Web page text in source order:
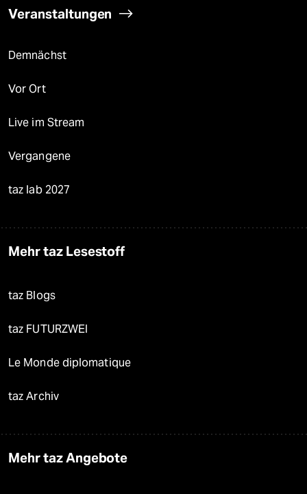
Veranstaltungen
Demnächst
Vor Ort
Live im Stream
Vergangene
taz lab 2027
Mehr taz Lesestoff
taz Blogs
taz FUTURZWEI
Le Monde diplomatique
taz Archiv
Mehr taz Angebote